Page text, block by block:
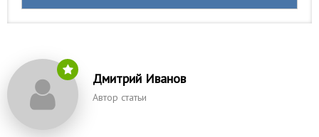
Дмитрий Иванов
Автор статьи